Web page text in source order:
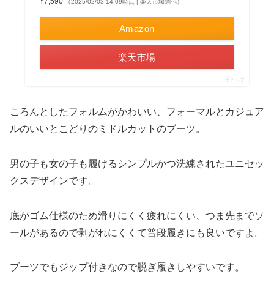
（2025/02/03 14:09時点 | 楽天市場調べ）
Amazon
楽天市場
ポチップ
ころんとしたフォルムがかわいい、フォーマルとカジュア
ルのいいとこどりのミドルカットのブーツ。
男の子も女の子も履けるシンプルかつ洗練されたユニセッ
クスデザインです。
底がゴム仕様のため滑りにくく疲れにくい、つま先までソ
ールがあるので剥がれにくくて普段履きにも良いですよ。
ブーツでもジップ付きなので脱ぎ履きしやすいです。